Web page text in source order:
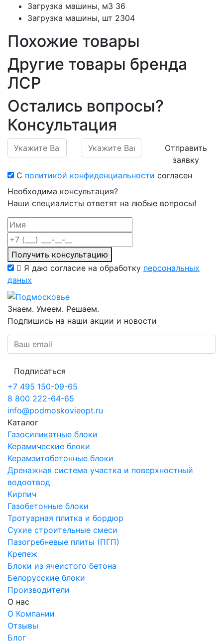
Загрузка машины, м3 36
Загрузка машины, шт 2304
Похожие товары
Другие товары бренда
ЛСР
Остались вопросы?
Консультация
Отправить
заявку
С политикой конфиденциальности согласен
Необходима консультация?
Наши специалисты ответят на любые вопросы!
Получить консультацию
Я даю согласие на обработку персональных
даных
Знаем. Умеем. Решаем.
Подпишись на наши акции и новости
Подписаться
+7 495 150-09-65
8 800 222-64-65
info@podmoskovieopt.ru
Каталог
Газосиликатные блоки
Керамические блоки
Керамзитобетонные блоки
Дренажная система участка и поверхностный
водоотвод
Кирпич
Газобетонные блоки
Тротуарная плитка и бордюр
Сухие строительные смеси
Пазогребневые плиты (ПГП)
Крепеж
Блоки из ячеистого бетона
Белорусские блоки
Производители
О нас
О Компании
Отзывы
Блог